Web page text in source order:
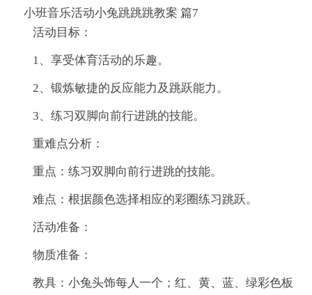
小班音乐活动小兔跳跳跳教案 篇7
活动目标：
1、享受体育活动的乐趣。
2、锻炼敏捷的反应能力及跳跃能力。
3、练习双脚向前行进跳的技能。
重难点分析：
重点：练习双脚向前行进跳的技能。
难点：根据颜色选择相应的彩圈练习跳跃。
活动准备：
物质准备：
教具：小兔头饰每人一个；红、黄、蓝、绿彩色板